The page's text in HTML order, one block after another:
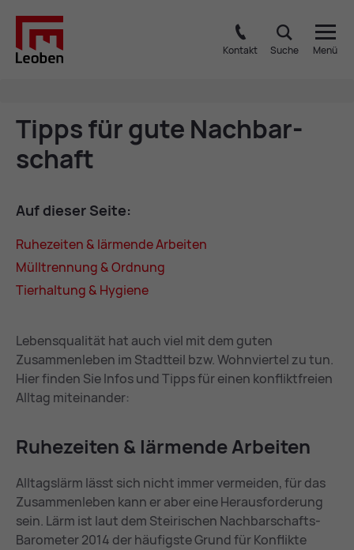
Kontakt Suche Menü
Tipps für gute Nach­bar­
schaft
Auf die­ser Sei­te:
Ru­he­zei­ten & lär­men­de Ar­bei­ten
Müll­tren­nung & Ord­nung
Tier­hal­tung & Hy­gie­ne
Lebensqualität hat auch viel mit dem guten
Zusammenleben im Stadtteil bzw. Wohnviertel zu tun.
Hier finden Sie Infos und Tipps für einen konfliktfreien
Alltag miteinander:
Ru­he­zei­ten & lär­men­de Ar­bei­ten
Alltagslärm lässt sich nicht immer vermeiden, für das
Zusammenleben kann er aber eine Herausforderung
sein. Lärm ist laut dem Steirischen Nachbarschafts-
Barometer 2014 der häufigste Grund für Konflikte